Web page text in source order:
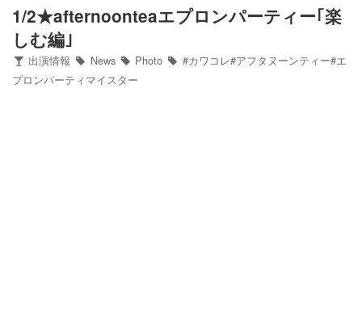
Twitter
Profile
1/2★afternoonteaエプロンパーティー｢楽
しむ編｣
出演情報 News Photo
#カワコレ#アフタヌーンティー#エ
プロンパーティマイスター